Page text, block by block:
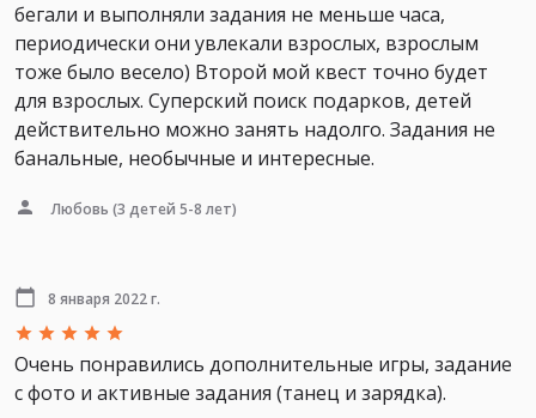
бегали и выполняли задания не меньше часа,
периодически они увлекали взрослых, взрослым
тоже было весело) Второй мой квест точно будет
для взрослых. Суперский поиск подарков, детей
действительно можно занять надолго. Задания не
банальные, необычные и интересные.
Любовь (3 детей 5-8 лет)
8 января 2022 г.
Очень понравились дополнительные игры, задание
с фото и активные задания (танец и зарядка).